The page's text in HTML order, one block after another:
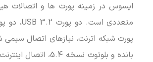
ایسوس در زمینه پورت ها و اتصالات
بانده و بلوتوث